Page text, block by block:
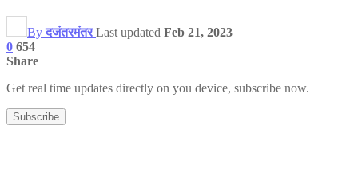
Byदजंतरमंतर Last updated Feb 21, 2023
0 654
Share
Get real time updates directly on you device, subscribe now.
Subscribe